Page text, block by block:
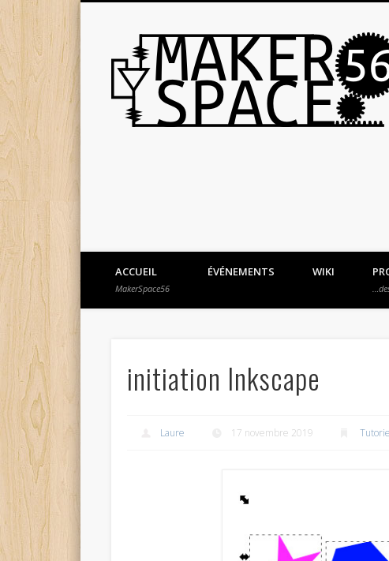
ACCUEIL
MakerSpace56
ÉVÉNEMENTS WIKI
initiation Inkscape
Laure 17 novembre 2019